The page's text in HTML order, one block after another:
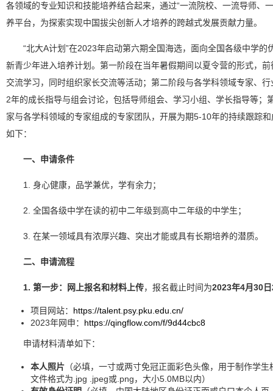
各领域的专业知识和技能培养结合起来，通过“一流院校、一流导师、
养平台，为探索实现中国拔尖创新人才培养的跨越式发展贡献力量。
“北大A计划”在2023年启动第六期全国海选，面向全国各级中学的
新青少年进入培养计划。第一阶段在当年暑假期间以夏令营的形式，
交流学习，同时组织家长交流等活动；第二阶段与各学科领域专家、
2年的成长指导与组会讨论，包括导师组会、学习小组、学长指导等；
家与各学科领域的专家组成的专家团队，开展为期5-10年的持续跟踪
如下：
一、申请条件
1. 身心健康，品学兼优，学有余力；
2. 全国各级中学在读的初中二年级到高中二年级的中学生；
3. 在某一领域具有浓厚兴趣、突出才能或具有长期培养的潜质。
二、申请流程
1. 第一步：网上报名和材料上传，报名截止时间为2023年4月30
项目网站： https://talent.psy.pku.edu.cn/
2023年网申： https://qingflow.com/f/9d44cbc8
申请材料清单如下：
本人照片 （必填，一寸或两寸免冠正面彩色头像，用于制作学
文件格式为.jpg .jpeg或.png，大小5.0MB以内）